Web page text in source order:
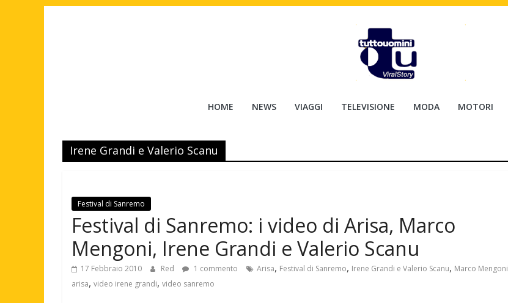
Tuttouomini
Cinema,
Motori,
news
moda
maschile
HOME NEWS VIAGGI TELEVISIONE MODA MOTORI
Irene Grandi e Valerio Scanu
Festival di Sanremo
Festival di Sanremo: i video di Arisa, Marco
Mengoni, Irene Grandi e Valerio Scanu
17 Febbraio 2010 Red 1 commento Arisa, Festival di Sanremo, Irene Grandi e Valerio Scanu, Marco Mengoni
arisa, video irene grandi, video sanremo